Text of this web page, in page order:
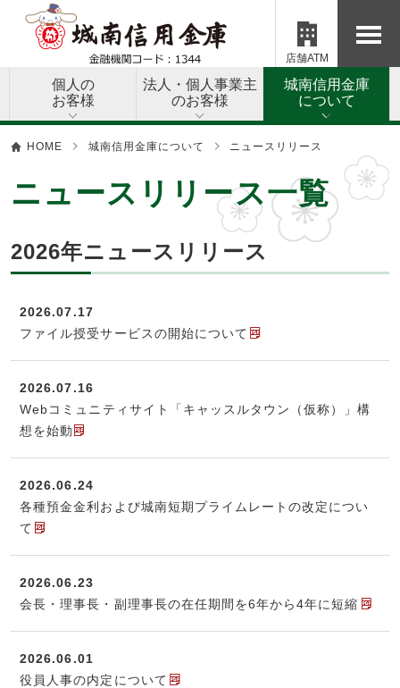
個人の
お客様
法人・個人事業主
のお客様
城南信用金庫
について
店舗ATM
HOME 城南信用金庫について ニュースリリース
ニュースリリース一覧
2026年ニュースリリース
2026.07.17
ファイル授受サービスの開始について
2026.07.16
Webコミュニティサイト「キャッスルタウン（仮称）」構
想を始動
2026.06.24
各種預金金利および城南短期プライムレートの改定につい
て
2026.06.23
会長・理事長・副理事長の在任期間を6年から4年に短縮
2026.06.01
役員人事の内定について